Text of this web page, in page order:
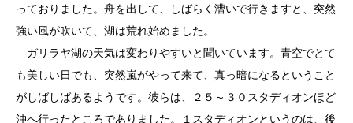
っておりました。舟を出して、しばらく漕いで行きますと、突然
強い風が吹いて、湖は荒れ始めました。
ガリラヤ湖の天気は変わりやすいと聞いています。青空でとて
も美しい日でも、突然嵐がやって来て、真っ暗になるということ
がしばしばあるようです。彼らは、２５～３０スタディオンほど
沖へ行ったところでありました。１スタディオンというのは、後